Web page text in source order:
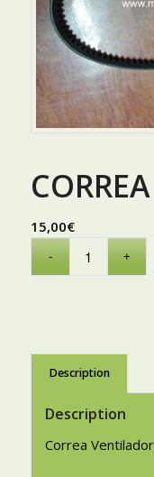
CORREA
15,00€
Description
Description
Correa